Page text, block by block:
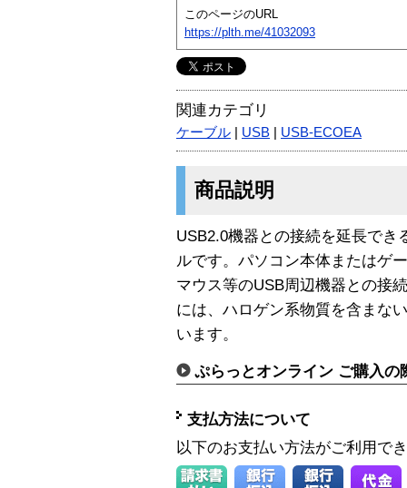
このページのURL
https://plth.me/41032093
関連カテゴリ
ケーブル USB USB-ECOEA
商品説明
USB2.0機器との接続を延長でき
ルです。パソコン本体またはゲ
マウス等のUSB周辺機器との接
には、ハロゲン系物質を含まな
います。
ぷらっとオンライン ご購入の
支払方法について
以下のお支払い方法がご利用で